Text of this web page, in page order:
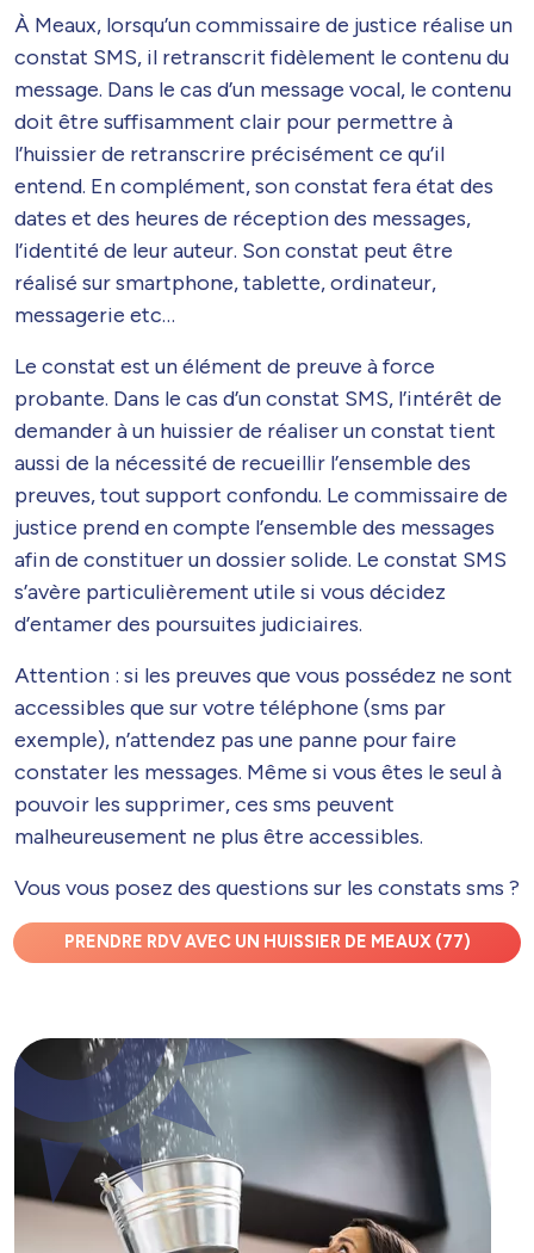
À Meaux, lorsqu’un commissaire de justice réalise un
constat SMS, il retranscrit fidèlement le contenu du
message. Dans le cas d’un message vocal, le contenu
doit être suffisamment clair pour permettre à
l’huissier de retranscrire précisément ce qu’il
entend. En complément, son constat fera état des
dates et des heures de réception des messages,
l’identité de leur auteur. Son constat peut être
réalisé sur smartphone, tablette, ordinateur,
messagerie etc…
Le constat est un élément de preuve à force
probante. Dans le cas d’un constat SMS, l’intérêt de
demander à un huissier de réaliser un constat tient
aussi de la nécessité de recueillir l’ensemble des
preuves, tout support confondu. Le commissaire de
justice prend en compte l’ensemble des messages
afin de constituer un dossier solide. Le constat SMS
s’avère particulièrement utile si vous décidez
d’entamer des poursuites judiciaires.
Attention : si les preuves que vous possédez ne sont
accessibles que sur votre téléphone (sms par
exemple), n’attendez pas une panne pour faire
constater les messages. Même si vous êtes le seul à
pouvoir les supprimer, ces sms peuvent
malheureusement ne plus être accessibles.
Vous vous posez des questions sur les constats sms ?
PRENDRE RDV AVEC UN HUISSIER DE MEAUX (77)